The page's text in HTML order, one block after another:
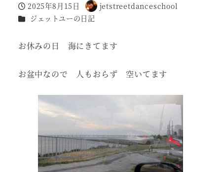
投稿日
2025年8月15日
著
者
jetstreetdanceschool
カテゴリー
ジェットユーの日記
お休みの日 海にきてます
お盆中なので 人もおらず 空いてます